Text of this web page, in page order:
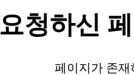
요청하신
페이지가 존재